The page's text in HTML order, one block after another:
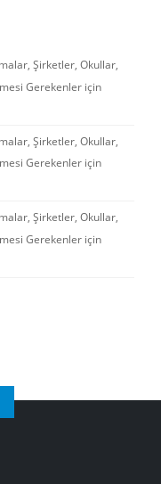
Şirketler, Okullar,
Gerekenler için
Şirketler, Okullar,
Gerekenler için
Şirketler, Okullar,
Gerekenler için